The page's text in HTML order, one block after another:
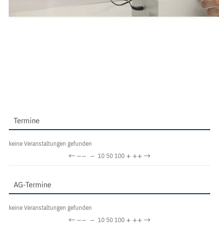
Termine
keine Veranstaltungen gefunden
←−− − 10 50100 + ++→
AG-Termine
keine Veranstaltungen gefunden
←−− − 10 50100 + ++→